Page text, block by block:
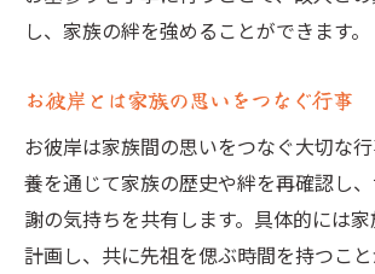
し、家族の絆を強めることができます。
お彼岸とは家族の思いをつなぐ行事
お彼岸は家族間の思いをつなぐ大切な
養を通じて家族の歴史や絆を再確認し
謝の気持ちを共有します。具体的には
計画し、共に先祖を偲ぶ時間を持つこ